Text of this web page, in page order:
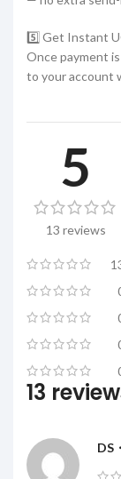
5️⃣ Get Instant
Once payment
to your account
5
13 reviews
13
DS